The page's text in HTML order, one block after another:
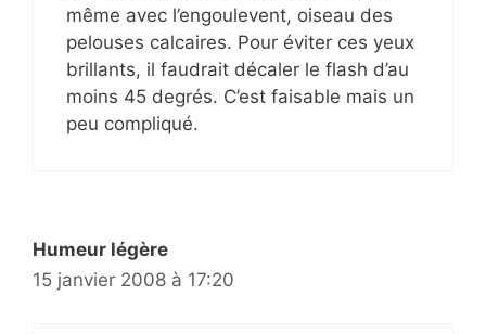
même avec l’engoulevent, oiseau des
pelouses calcaires. Pour éviter ces yeux
brillants, il faudrait décaler le flash d’au
moins 45 degrés. C’est faisable mais un
peu compliqué.
Humeur légère
15 janvier 2008 à 17:20